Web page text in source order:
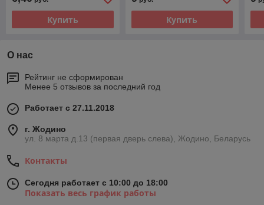
Купить Купить
О нас
Рейтинг не сформирован
Менее 5 отзывов за последний год
Работает с 27.11.2018
г. Жодино
ул. 8 марта д.13 (первая дверь слева), Жодино, Беларусь
Контакты
Сегодня работает с 10:00 до 18:00
Показать весь график работы